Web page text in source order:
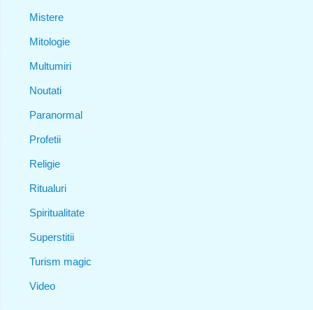
Mistere
Mitologie
Multumiri
Noutati
Paranormal
Profetii
Religie
Ritualuri
Spiritualitate
Superstitii
Turism magic
Video